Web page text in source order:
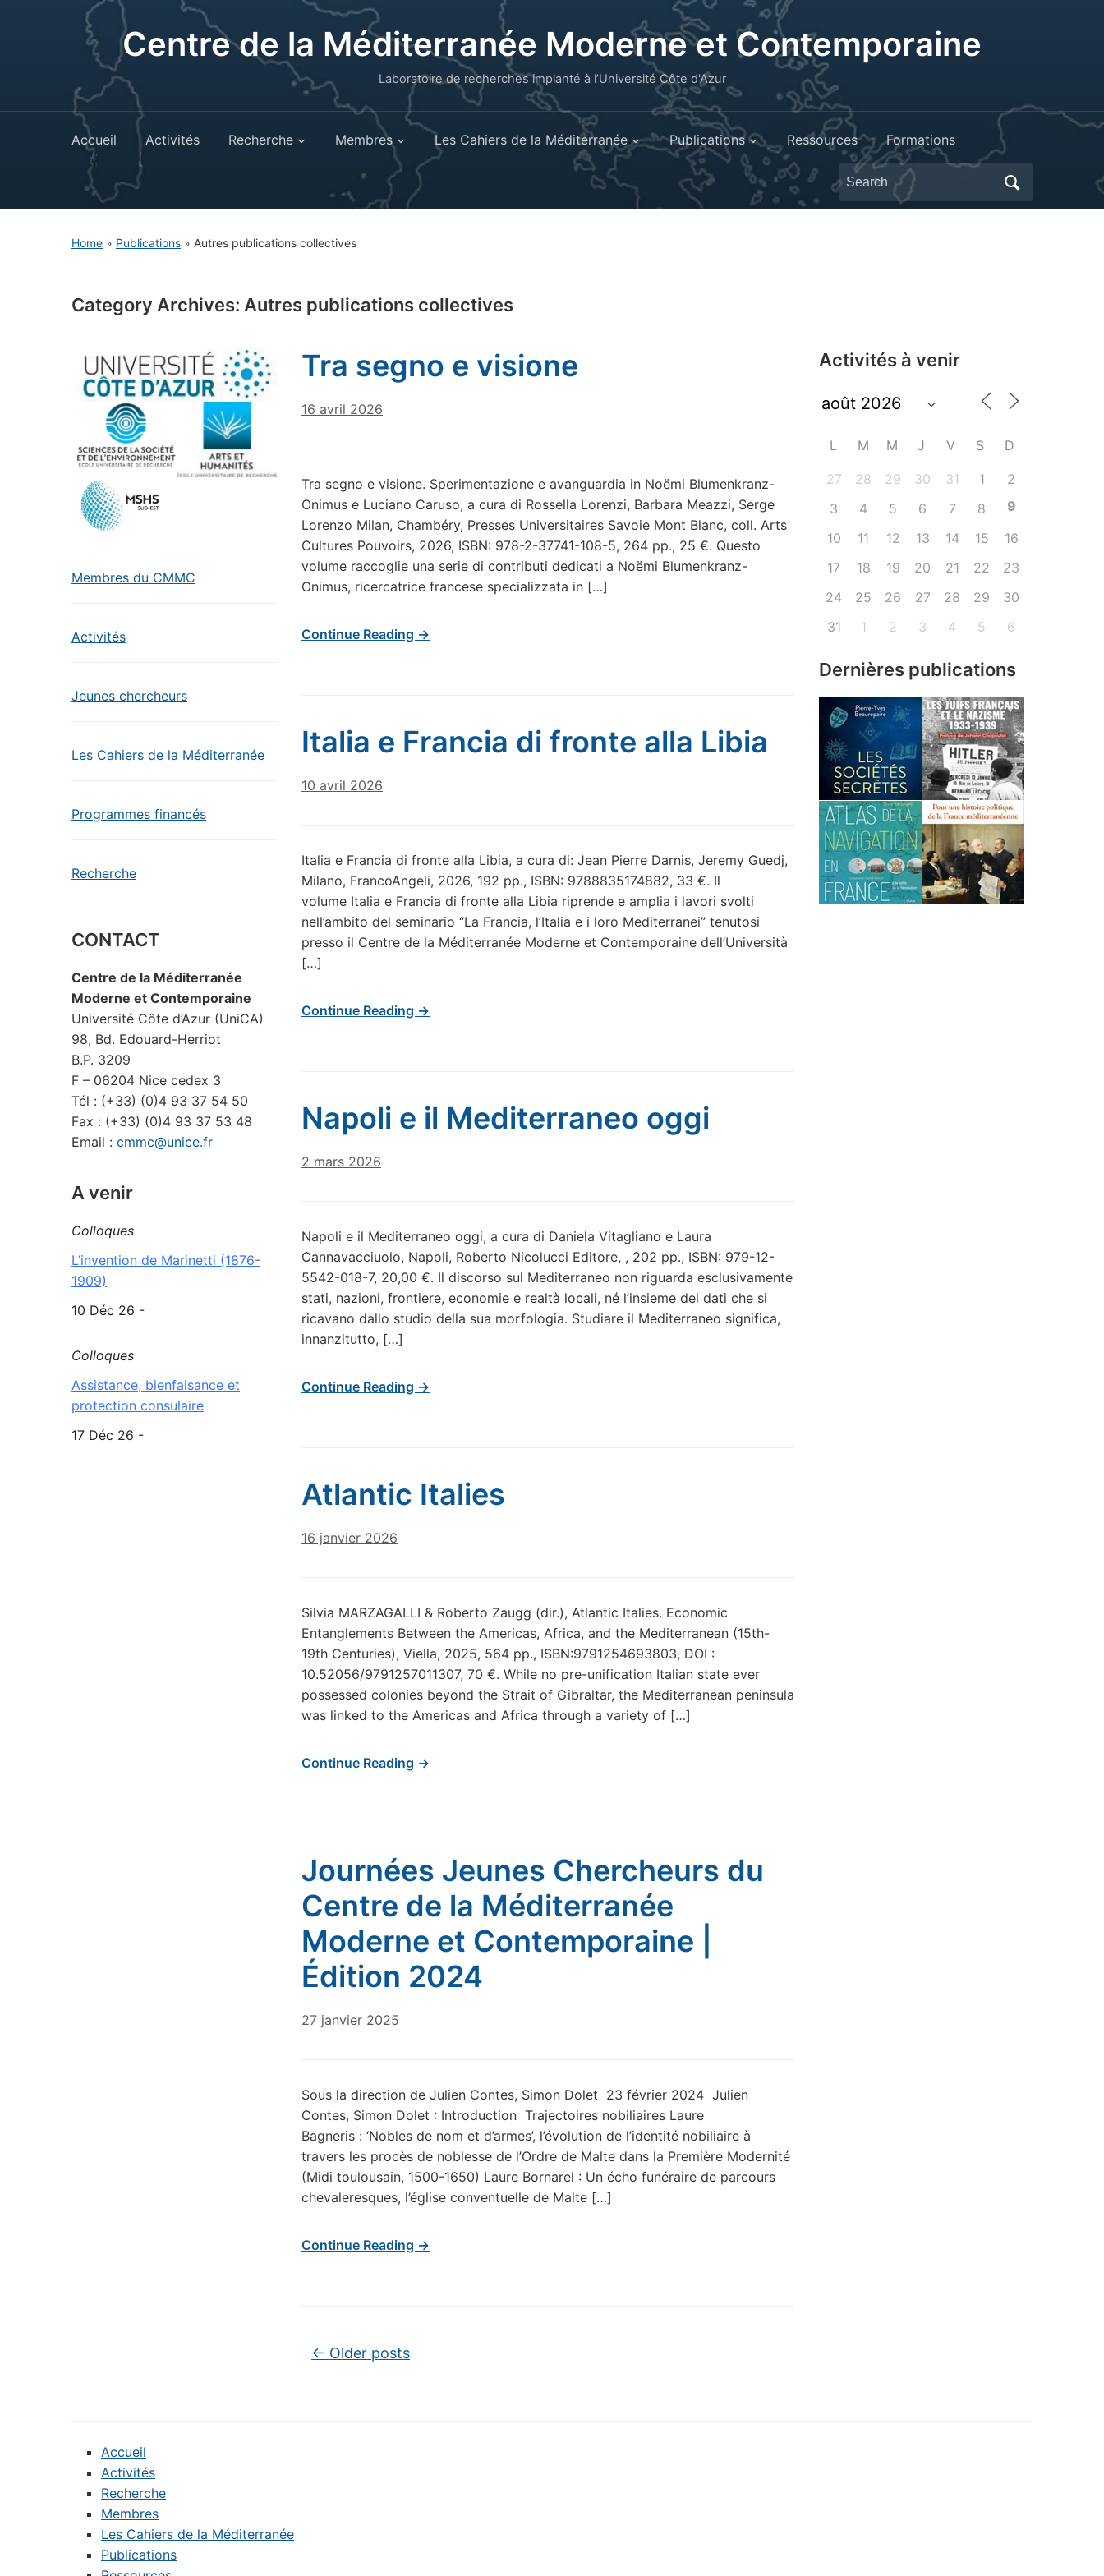
Centre de la Méditerranée Moderne et Contemporaine
Laboratoire de recherches implanté à l’Université Côte d'Azur
Accueil Activités Recherche Membres Les Cahiers de la Méditerranée Publications Ressources Formations
Search
for:
Home » Publications » Autres publications collectives
Category Archives: Autres publications collectives
Membres du CMMC
Activités
Jeunes chercheurs
Les Cahiers de la Méditerranée
Programmes financés
Recherche
CONTACT
Centre de la Méditerranée
Moderne et Contemporaine
Université Côte d’Azur (UniCA)
98, Bd. Edouard-Herriot
B.P. 3209
F – 06204 Nice cedex 3
Tél : (+33) (0)4 93 37 54 50
Fax : (+33) (0)4 93 37 53 48
Email : cmmc@unice.fr
A venir
Colloques
L’invention de Marinetti (1876-
1909)
10 Déc 26 -
Colloques
Assistance, bienfaisance et
protection consulaire
17 Déc 26 -
Tra segno e visione
16 avril 2026
Tra segno e visione. Sperimentazione e avanguardia in Noëmi Blumenkranz-
Onimus e Luciano Caruso, a cura di Rossella Lorenzi, Barbara Meazzi, Serge
Lorenzo Milan, Chambéry, Presses Universitaires Savoie Mont Blanc, coll. Arts
Cultures Pouvoirs, 2026, ISBN: 978-2-37741-108-5, 264 pp., 25 €. Questo
volume raccoglie una serie di contributi dedicati a Noëmi Blumenkranz-
Onimus, ricercatrice francese specializzata in […]
Continue Reading →
Italia e Francia di fronte alla Libia
10 avril 2026
Italia e Francia di fronte alla Libia, a cura di: Jean Pierre Darnis, Jeremy Guedj,
Milano, FrancoAngeli, 2026, 192 pp., ISBN: 9788835174882, 33 €. Il
volume Italia e Francia di fronte alla Libia riprende e amplia i lavori svolti
nell’ambito del seminario “La Francia, l’Italia e i loro Mediterranei” tenutosi
presso il Centre de la Méditerranée Moderne et Contemporaine dell’Università
[…]
Continue Reading →
Napoli e il Mediterraneo oggi
2 mars 2026
Napoli e il Mediterraneo oggi, a cura di Daniela Vitagliano e Laura
Cannavacciuolo, Napoli, Roberto Nicolucci Editore, , 202 pp., ISBN: 979-12-
5542-018-7, 20,00 €. Il discorso sul Mediterraneo non riguarda esclusivamente
stati, nazioni, frontiere, economie e realtà locali, né l’insieme dei dati che si
ricavano dallo studio della sua morfologia. Studiare il Mediterraneo significa,
innanzitutto, […]
Continue Reading →
Atlantic Italies
16 janvier 2026
Silvia MARZAGALLI & Roberto Zaugg (dir.), Atlantic Italies. Economic
Entanglements Between the Americas, Africa, and the Mediterranean (15th-
19th Centuries), Viella, 2025, 564 pp., ISBN:9791254693803, DOI :
10.52056/9791257011307, 70 €. While no pre-unification Italian state ever
possessed colonies beyond the Strait of Gibraltar, the Mediterranean peninsula
was linked to the Americas and Africa through a variety of […]
Continue Reading →
Journées Jeunes Chercheurs du
Centre de la Méditerranée
Moderne et Contemporaine |
Édition 2024
27 janvier 2025
Sous la direction de Julien Contes, Simon Dolet 23 février 2024 Julien
Contes, Simon Dolet : Introduction Trajectoires nobiliaires Laure
Bagneris : ‘Nobles de nom et d’armes’, l’évolution de l’identité nobiliaire à
travers les procès de noblesse de l’Ordre de Malte dans la Première Modernité
(Midi toulousain, 1500-1650) Laure Bornarel : Un écho funéraire de parcours
chevaleresques, l’église conventuelle de Malte […]
Continue Reading →
Post navigation
← Older posts
Activités à venir
L M M J V S D
27 28 29 30 31 1
2
3
4 5 6 7 8
9
10
11 12 13 14 15
16
17
18 19 20 21 22
23
24
25 26 27 28 29
30
31
1 2 3 4 5 6
Dernières publications
Accueil
Activités
Recherche
Membres
Les Cahiers de la Méditerranée
Publications